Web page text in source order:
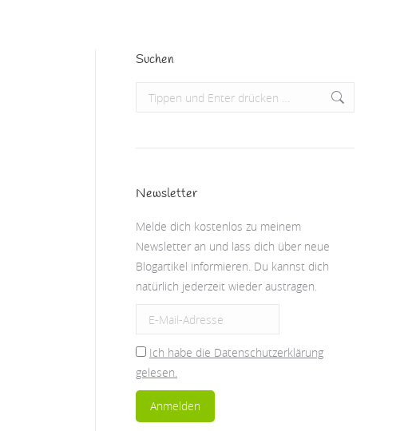
Suchen
Search:
Newsletter
Melde dich kostenlos zu meinem
Newsletter an und lass dich über neue
Blogartikel informieren. Du kannst dich
natürlich jederzeit wieder austragen.
Ich habe die Datenschutzerklärung
gelesen.